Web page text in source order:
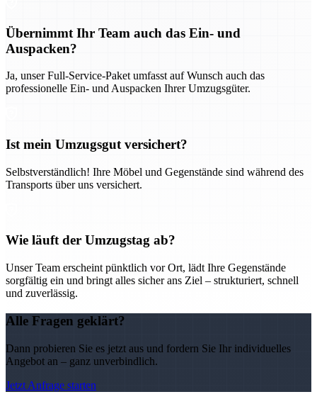
Übernimmt Ihr Team auch das Ein- und
Auspacken?
Ja, unser Full-Service-Paket umfasst auf Wunsch auch das
professionelle Ein- und Auspacken Ihrer Umzugsgüter.
Ist mein Umzugsgut versichert?
Selbstverständlich! Ihre Möbel und Gegenstände sind während des
Transports über uns versichert.
Wie läuft der Umzugstag ab?
Unser Team erscheint pünktlich vor Ort, lädt Ihre Gegenstände
sorgfältig ein und bringt alles sicher ans Ziel – strukturiert, schnell
und zuverlässig.
Alle Fragen geklärt?
Dann probieren Sie es jetzt aus und fordern Sie Ihr individuelles
Angebot an – ganz unverbindlich.
Jetzt Anfrage starten